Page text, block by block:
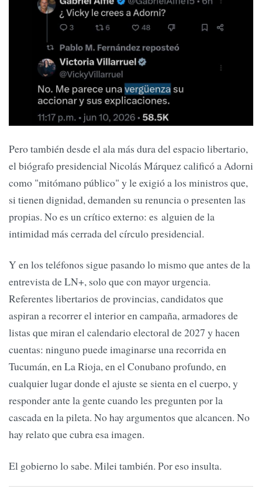
Pero también desde el ala más dura del espacio libertario,
el biógrafo presidencial Nicolás Márquez calificó a Adorni
como "mitómano público" y le exigió a los ministros que,
si tienen dignidad, demanden su renuncia o presenten las
propias. No es un crítico externo: es alguien de la
intimidad más cerrada del círculo presidencial.
Y en los teléfonos sigue pasando lo mismo que antes de la
entrevista de LN+, solo que con mayor urgencia.
Referentes libertarios de provincias, candidatos que
aspiran a recorrer el interior en campaña, armadores de
listas que miran el calendario electoral de 2027 y hacen
cuentas: ninguno puede imaginarse una recorrida en
Tucumán, en La Rioja, en el Conubano profundo, en
cualquier lugar donde el ajuste se sienta en el cuerpo, y
responder ante la gente cuando les pregunten por la
cascada en la pileta. No hay argumentos que alcancen. No
hay relato que cubra esa imagen.
El gobierno lo sabe. Milei también. Por eso insulta.